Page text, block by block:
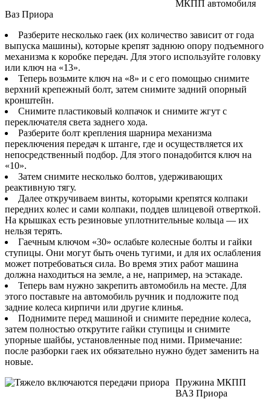
МКПП автомобиля
Ваз Приора
Разберите несколько гаек (их количество зависит от года
выпуска машины), которые крепят заднюю опору подъемного
механизма к коробке передач. Для этого используйте головку
или ключ на «13».
Теперь возьмите ключ на «8» и с его помощью снимите
верхний крепежный болт, затем снимите задний опорный
кронштейн.
Снимите пластиковый колпачок и снимите жгут с
переключателя света заднего хода.
Разберите болт крепления шарнира механизма
переключения передач к штанге, где и осуществляется их
непосредственный подбор. Для этого понадобится ключ на
«10».
Затем снимите несколько болтов, удерживающих
реактивную тягу.
Далее откручиваем винты, которыми крепятся колпаки
передних колес и сами колпаки, поддев шлицевой отверткой.
На крышках есть резиновые уплотнительные кольца — их
нельзя терять.
Гаечным ключом «30» ослабьте колесные болты и гайки
ступицы. Они могут быть очень тугими, и для их ослабления
может потребоваться сила. Во время этих работ машина
должна находиться на земле, а не, например, на эстакаде.
Теперь вам нужно закрепить автомобиль на месте. Для
этого поставьте на автомобиль ручник и подложите под
задние колеса кирпичи или другие клинья.
Поднимите перед машиной и снимите передние колеса,
затем полностью открутите гайки ступицы и снимите
упорные шайбы, установленные под ними. Примечание:
после разборки гаек их обязательно нужно будет заменить на
новые.
Пружина МКПП
ВАЗ Приора